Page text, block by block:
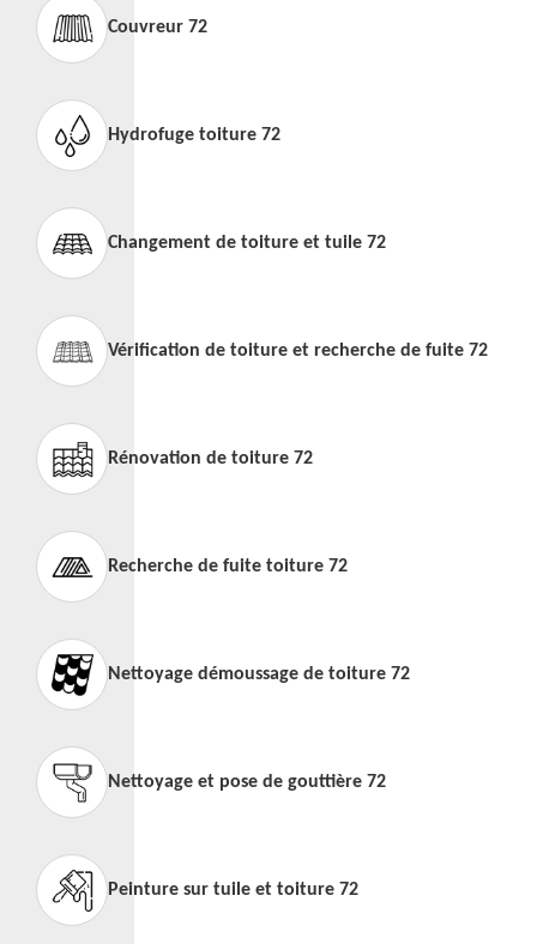
Couvreur 72
Hydrofuge toiture 72
Changement de toiture et tuile 72
Vérification de toiture et recherche de fuite 72
Rénovation de toiture 72
Recherche de fuite toiture 72
Nettoyage démoussage de toiture 72
Nettoyage et pose de gouttière 72
Peinture sur tuile et toiture 72